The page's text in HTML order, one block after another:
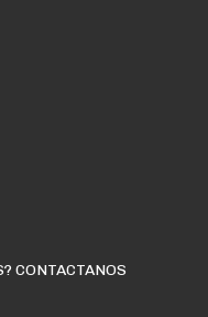
CONTACTANOS